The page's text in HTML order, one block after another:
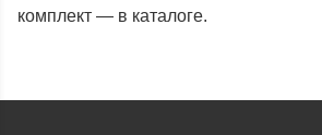
комплект — в каталоге.